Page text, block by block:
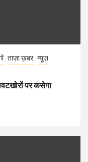
ताज़ा ख़बर न्यूज़
पर कसेगा